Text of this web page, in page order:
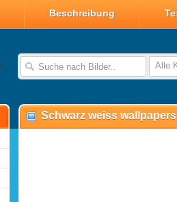
Beschreibung
Alle
Schwarz weiss wallpapers